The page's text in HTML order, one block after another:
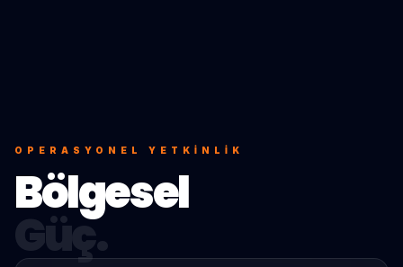
OPERASYONEL YETKINLIK
Bölgesel
Güç.